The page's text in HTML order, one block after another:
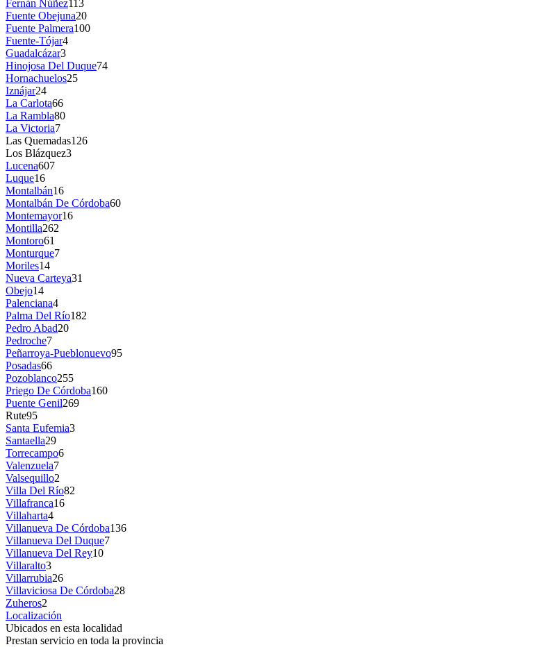
Fernán Núñez113
Fuente Obejuna20
Fuente Palmera100
Fuente-Tójar4
Guadalcázar3
Hinojosa Del Duque74
Hornachuelos25
Iznájar24
La Carlota66
La Rambla80
La Victoria7
Las Quemadas126
Los Blázquez3
Lucena607
Luque16
Montalbán16
Montalbán De Córdoba60
Montemayor16
Montilla262
Montoro61
Monturque7
Moriles14
Nueva Carteya31
Obejo14
Palenciana4
Palma Del Río182
Pedro Abad20
Pedroche7
Peñarroya-Pueblonuevo95
Posadas66
Pozoblanco255
Priego De Córdoba160
Puente Genil269
Rute95
Santa Eufemia3
Santaella29
Torrecampo6
Valenzuela7
Valsequillo2
Villa Del Río82
Villafranca16
Villaharta4
Villanueva De Córdoba136
Villanueva Del Duque7
Villanueva Del Rey10
Villaralto3
Villarrubia26
Villaviciosa De Córdoba28
Zuheros2
Localización
Ubicados en esta localidad
Prestan servicio en toda la provincia